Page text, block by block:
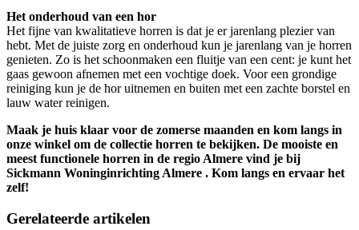
Het onderhoud van een hor
Het fijne van kwalitatieve horren is dat je er jarenlang plezier van
hebt. Met de juiste zorg en onderhoud kun je jarenlang van je horren
genieten. Zo is het schoonmaken een fluitje van een cent: je kunt het
gaas gewoon afnemen met een vochtige doek. Voor een grondige
reiniging kun je de hor uitnemen en buiten met een zachte borstel en
lauw water reinigen.
Maak je huis klaar voor de zomerse maanden en kom langs in
onze winkel om de collectie horren te bekijken. De mooiste en
meest functionele horren in de regio Almere vind je bij
Sickmann Woninginrichting Almere . Kom langs en ervaar het
zelf!
Gerelateerde artikelen